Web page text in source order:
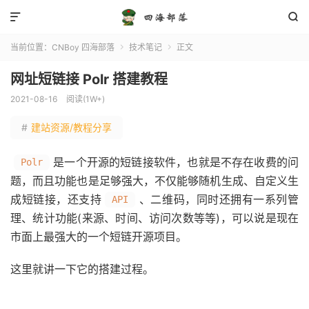


当前位置： CNBoy 四海部落  技术笔记  正文
网址短链接 Polr 搭建教程
2021-08-16 阅读(1W+)
# 建站资源/教程分享
Polr
是一个开源的短链接软件，也就是不存在收费的问
题，而且功能也是足够强大，不仅能够随机生成、自定义生
成短链接，还支持
API
、二维码，同时还拥有一系列管
理、统计功能(来源、时间、访问次数等等)，可以说是现在
市面上最强大的一个短链开源项目。
这里就讲一下它的搭建过程。